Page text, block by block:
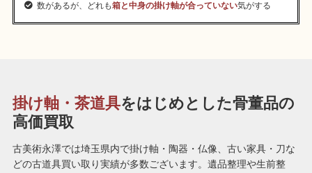
数があるが、どれも箱と中身の掛け軸が合っていない気がする
掛け軸・茶道具をはじめとした骨董品の
高価買取
古美術永澤では埼玉県内で掛け軸・陶器・仏像、古い家具・刀な
どの古道具買い取り実績が多数ございます。遺品整理や生前整